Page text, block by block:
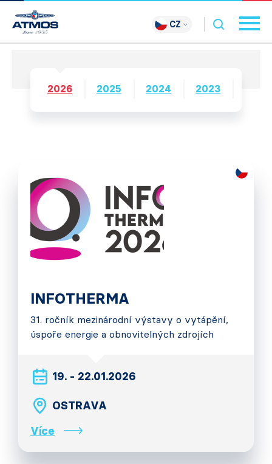
CZ
2026 2025 2024 2023
INFOTHERMA
31. ročník mezinárodní výstavy o vytápění,
úspoře energie a obnovitelných zdrojích
19. - 22.01.2026
OSTRAVA
Více